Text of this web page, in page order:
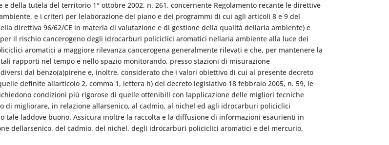
della tutela del territorio 1° ottobre 2002, n. 261, concernente Regolamento recante le direttive
e i criteri per lelaborazione del piano e dei programmi di cui agli articoli 8 e 9 del
direttiva 96/62/CE in materia di valutazione e di gestione della qualità dellaria ambiente) e
il rischio cancerogeno degli idrocarburi policiclici aromatici nellaria ambiente alla luce dei
aromatici a maggiore rilevanza cancerogena generalmente rilevati e che, per mantenere la
rapporti nel tempo e nello spazio monitorando, presso stazioni di misurazione
dal benzo(a)pirene e, inoltre, considerato che i valori obiettivo di cui al presente decreto
definite allarticolo 2, comma 1, lettera h) del decreto legislativo 18 febbraio 2005, n. 59, le
condizioni più rigorose di quelle ottenibili con lapplicazione delle migliori tecniche
di migliorare, in relazione allarsenico, al cadmio, al nichel ed agli idrocarburi policiclici
tale laddove buono. Assicura inoltre la raccolta e la diffusione di informazioni esaurienti in
dellarsenico, del cadmio, del nichel, degli idrocarburi policiclici aromatici e del mercurio,